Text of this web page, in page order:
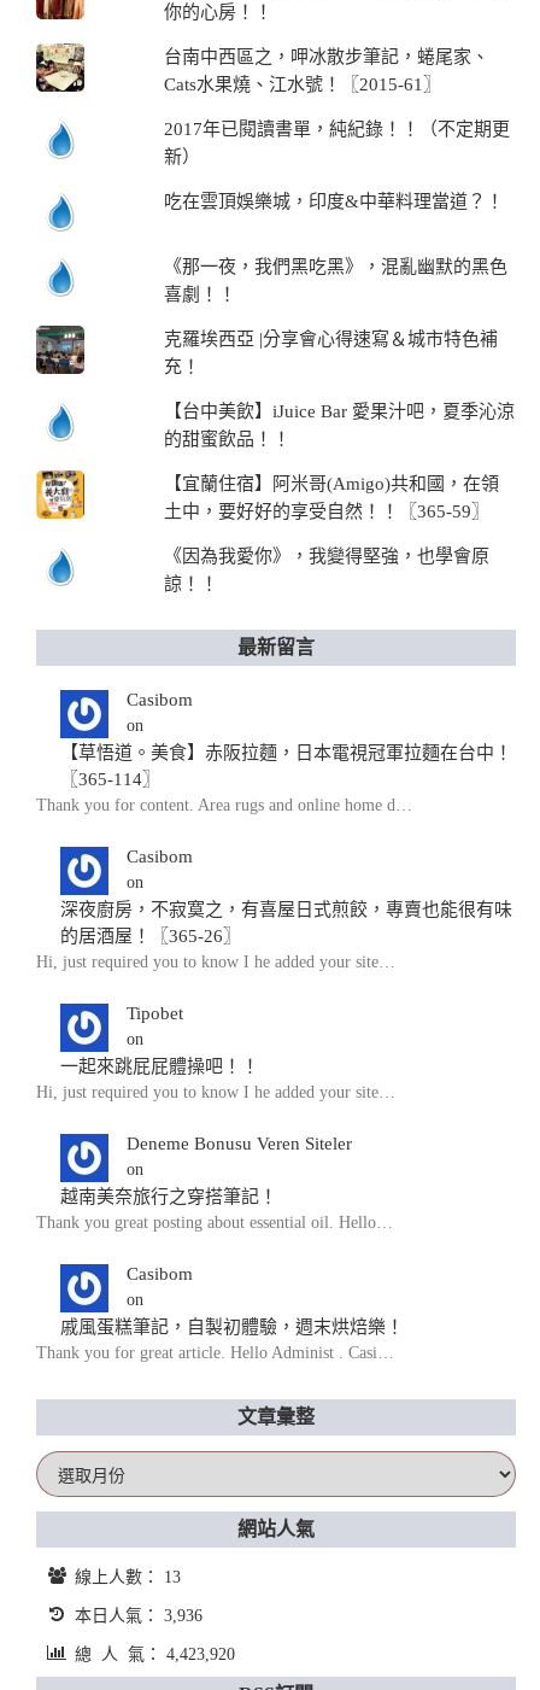
你的心房！！
台南中西區之，呷冰散步筆記，蜷尾家、
Cats水果燒、江水號！〖2015-61〗
2017年已閱讀書單，純紀錄！！（不定期更
新）
吃在雲頂娛樂城，印度&中華料理當道？！
《那一夜，我們黑吃黑》，混亂幽默的黑色
喜劇！！
克羅埃西亞 |分享會心得速寫＆城市特色補
充！
【台中美飲】iJuice Bar 愛果汁吧，夏季沁涼
的甜蜜飲品！！
【宜蘭住宿】阿米哥(Amigo)共和國，在領
土中，要好好的享受自然！！〖365-59〗
《因為我愛你》，我變得堅強，也學會原
諒！！
最新留言
Casibom
on
【草悟道。美食】赤阪拉麵，日本電視冠軍拉麵在台中！
〖365-114〗
Thank you for content. Area rugs and online home d…
Casibom
on
深夜廚房，不寂寞之，有喜屋日式煎餃，專賣也能很有味
的居酒屋！〖365-26〗
Hi, just required you to know I he added your site…
Tipobet
on
一起來跳屁屁體操吧！！
Hi, just required you to know I he added your site…
Deneme Bonusu Veren Siteler
on
越南美奈旅行之穿搭筆記！
Thank you great posting about essential oil. Hello…
Casibom
on
戚風蛋糕筆記，自製初體驗，週末烘焙樂！
Thank you for great article. Hello Administ . Casi…
文章彙整
文
章
彙
網站人氣
線上人數： 13
本日人氣： 3,936
總 人 氣： 4,423,920